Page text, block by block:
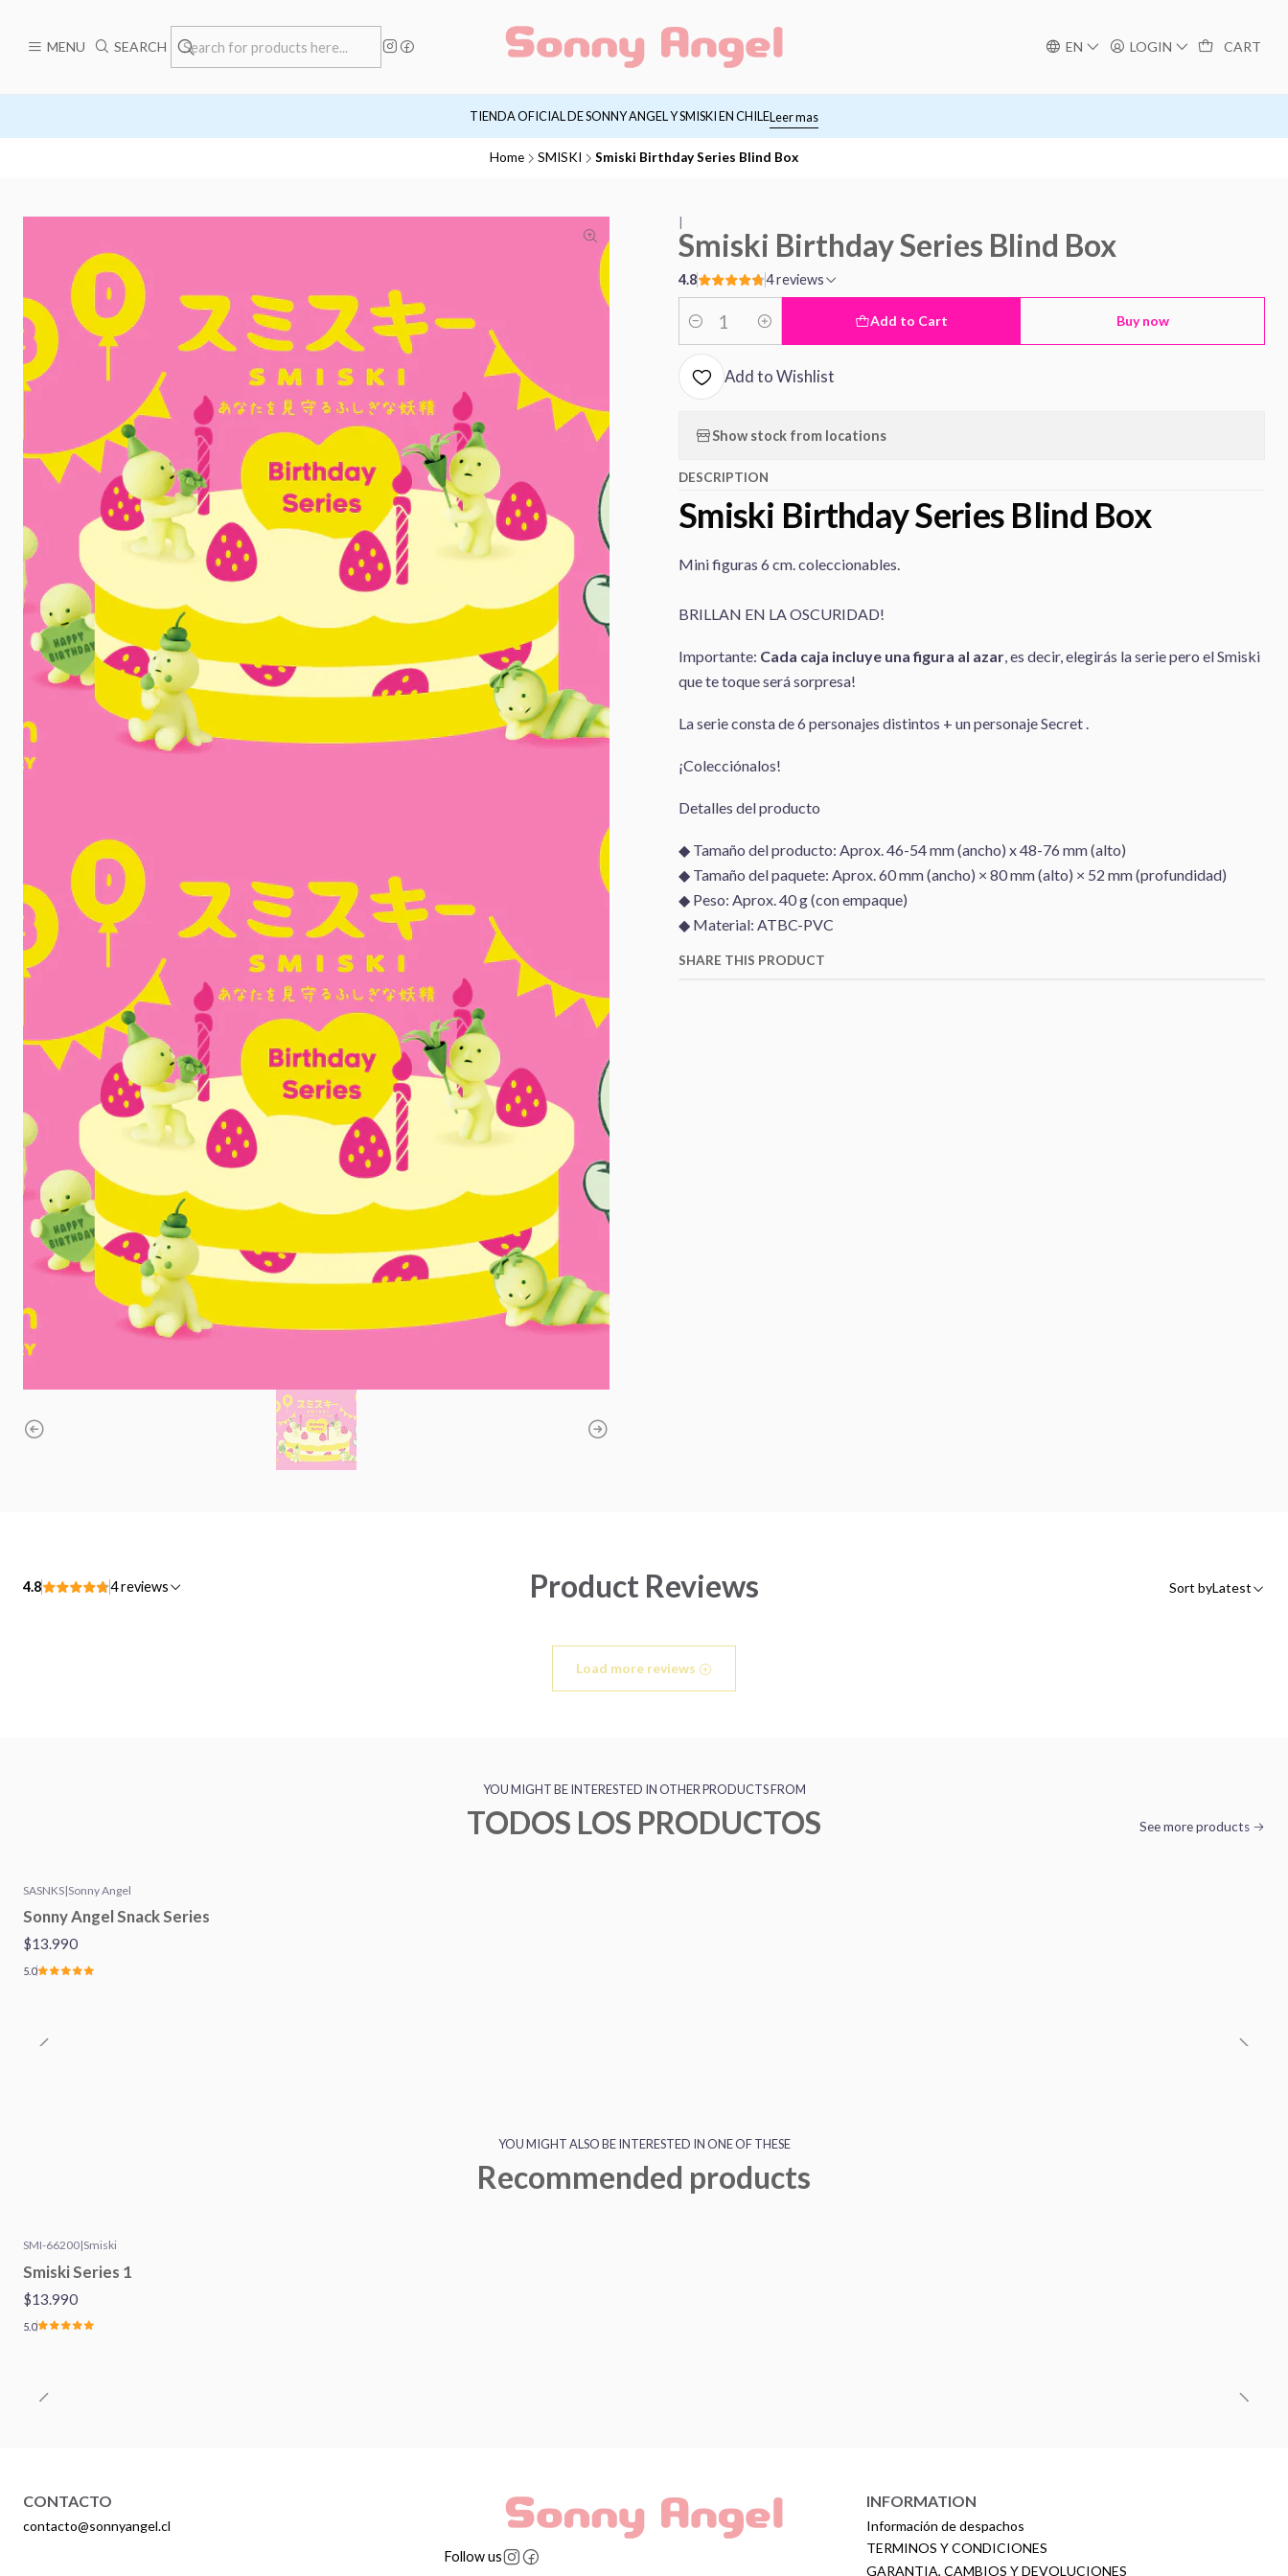
MENU SEARCH EN LOGIN CART
TIENDA OFICIAL DE SONNY ANGEL Y SMISKI EN CHILELeer mas
Home SMISKI Smiski Birthday Series Blind Box
Smiski Birthday Series Blind Box
4.8 4 reviews
Quantity
Add to Cart Buy now
Add to Wishlist
Show stock from locations
DESCRIPTION
Smiski Birthday Series Blind Box
Mini figuras 6 cm. coleccionables.
BRILLAN EN LA OSCURIDAD!
Importante: Cada caja incluye una figura al azar, es decir, elegirás la serie pero el Smiski
que te toque será sorpresa!
La serie consta de 6 personajes distintos + un personaje Secret .
¡Colecciónalos!
Detalles del producto
◆ Tamaño del producto: Aprox. 46-54 mm (ancho) x 48-76 mm (alto)
◆ Tamaño del paquete: Aprox. 60 mm (ancho) × 80 mm (alto) × 52 mm (profundidad)
◆ Peso: Aprox. 40 g (con empaque)
◆ Material: ATBC-PVC
SHARE THIS PRODUCT
Product Reviews
4.8 4 reviews Sort byLatest
Load more reviews
YOU MIGHT BE INTERESTED IN OTHER PRODUCTS FROM
TODOS LOS PRODUCTOS See more products
SASNKS|Sonny Angel
Sonny Angel Snack Series
$13.990
5.0
YOU MIGHT ALSO BE INTERESTED IN ONE OF THESE
Recommended products
SMI-66200|Smiski
Smiski Series 1
$13.990
5.0
CONTACTO
contacto@sonnyangel.cl
Follow us
INFORMATION
Información de despachos
TERMINOS Y CONDICIONES
GARANTIA, CAMBIOS Y DEVOLUCIONES